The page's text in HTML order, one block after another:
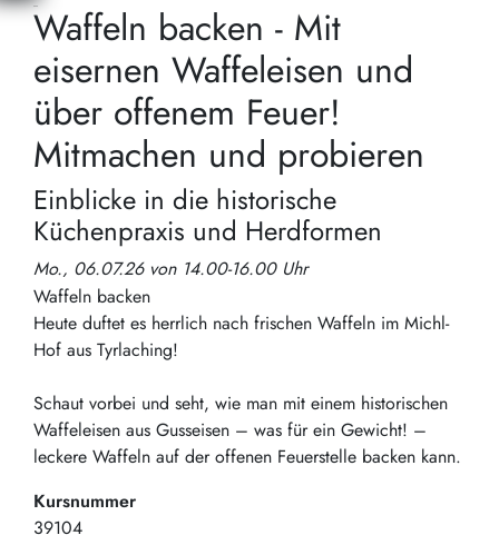
Waffeln backen - Mit
eisernen Waffeleisen und
über offenem Feuer!
Mitmachen und probieren
Einblicke in die historische
Küchenpraxis und Herdformen
Mo., 06.07.26 von 14.00-16.00 Uhr
Waffeln backen
Heute duftet es herrlich nach frischen Waffeln im Michl-
Hof aus Tyrlaching!
Schaut vorbei und seht, wie man mit einem historischen
Waffeleisen aus Gusseisen – was für ein Gewicht! –
leckere Waffeln auf der offenen Feuerstelle backen kann.
Kursnummer
39104